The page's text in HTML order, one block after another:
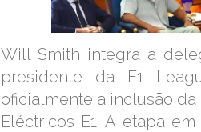
Will Smith integra a
presidente da E1
oficialmente a inclusão
Eléctricos E1. A etapa